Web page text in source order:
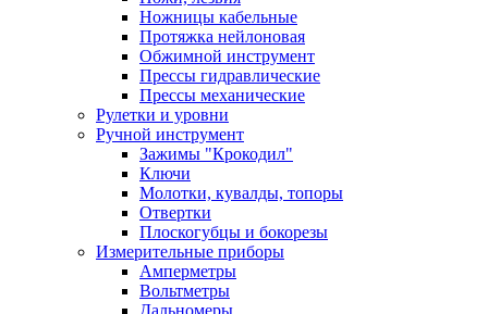
Ножницы кабельные
Протяжка нейлоновая
Обжимной инструмент
Прессы гидравлические
Прессы механические
Рулетки и уровни
Ручной инструмент
Зажимы "Крокодил"
Ключи
Молотки, кувалды, топоры
Отвертки
Плоскогубцы и бокорезы
Измерительные приборы
Амперметры
Вольтметры
Дальномеры